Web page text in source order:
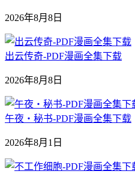
2026年8月8日
出云传奇-PDF漫画全集下载
2026年8月8日
午夜‧秘书-PDF漫画全集下载
2026年8月1日